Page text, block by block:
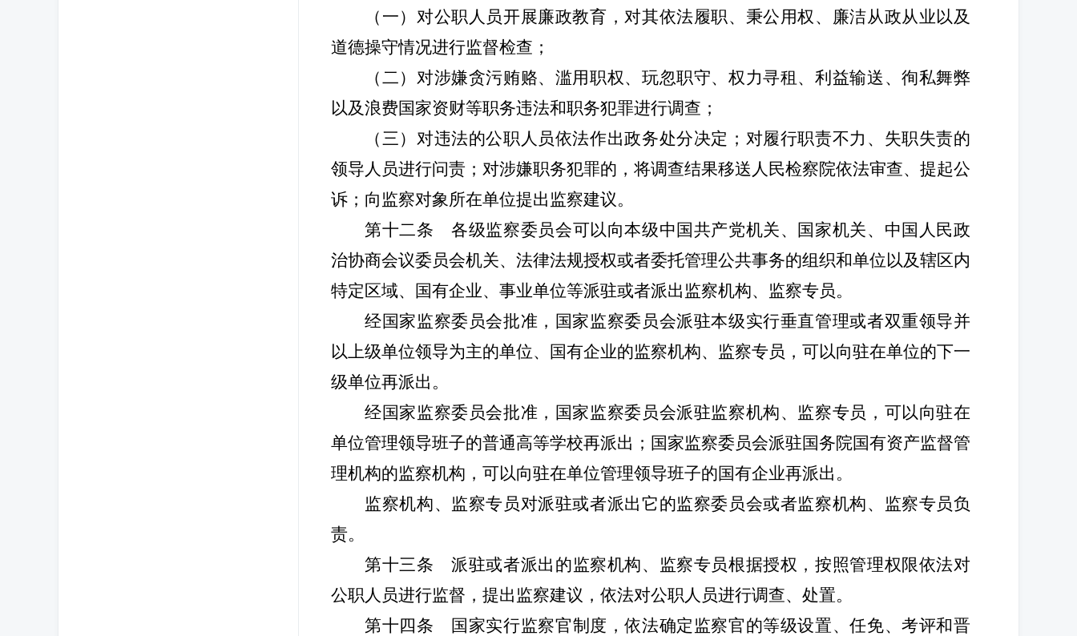
（一）对公职人员开展廉政教育，对其依法履职、秉公用权、廉洁从政从业以及
道德操守情况进行监督检查；
（二）对涉嫌贪污贿赂、滥用职权、玩忽职守、权力寻租、利益输送、徇私舞弊
以及浪费国家资财等职务违法和职务犯罪进行调查；
（三）对违法的公职人员依法作出政务处分决定；对履行职责不力、失职失责的
领导人员进行问责；对涉嫌职务犯罪的，将调查结果移送人民检察院依法审查、提起公
诉；向监察对象所在单位提出监察建议。
第十二条 各级监察委员会可以向本级中国共产党机关、国家机关、中国人民政
治协商会议委员会机关、法律法规授权或者委托管理公共事务的组织和单位以及辖区内
特定区域、国有企业、事业单位等派驻或者派出监察机构、监察专员。
经国家监察委员会批准，国家监察委员会派驻本级实行垂直管理或者双重领导并
以上级单位领导为主的单位、国有企业的监察机构、监察专员，可以向驻在单位的下一
级单位再派出。
经国家监察委员会批准，国家监察委员会派驻监察机构、监察专员，可以向驻在
单位管理领导班子的普通高等学校再派出；国家监察委员会派驻国务院国有资产监督管
理机构的监察机构，可以向驻在单位管理领导班子的国有企业再派出。
监察机构、监察专员对派驻或者派出它的监察委员会或者监察机构、监察专员负
责。
第十三条 派驻或者派出的监察机构、监察专员根据授权，按照管理权限依法对
公职人员进行监督，提出监察建议，依法对公职人员进行调查、处置。
第十四条 国家实行监察官制度，依法确定监察官的等级设置、任免、考评和晋